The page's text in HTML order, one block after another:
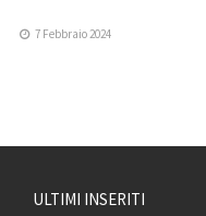
7 Febbraio 2024
ULTIMI INSERITI